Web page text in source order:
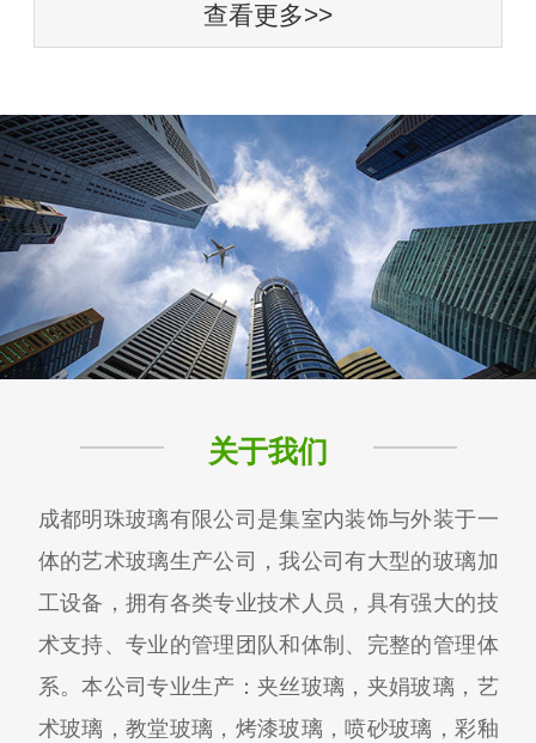
查看更多>>
关于我们
成都明珠玻璃有限公司是集室内装饰与外装于一
体的艺术玻璃生产公司，我公司有大型的玻璃加
工设备，拥有各类专业技术人员，具有强大的技
术支持、专业的管理团队和体制、完整的管理体
系。本公司专业生产：夹丝玻璃，夹娟玻璃，艺
术玻璃，教堂玻璃，烤漆玻璃，喷砂玻璃，彩釉